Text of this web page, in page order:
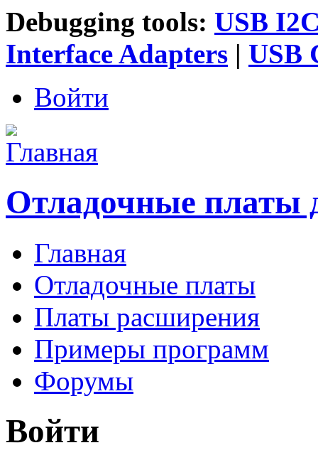
Debugging tools: USB
Interface Adapters | USB
Войти
Отладочные платы
Главное меню
Главная
Отладочные платы
Платы расширения
Примеры программ
Форумы
Войти